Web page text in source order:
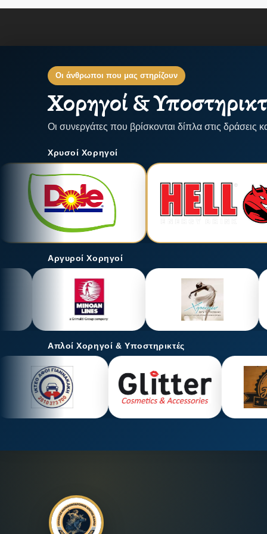
Οι άνθρωποι που μας στηρίζουν
Χορηγοί &
Οι συνεργάτες που βρίσκονται δίπλα στις δράσεις
Χρυσοί Χορηγοί
Αργυροί Χορηγοί
Απλοί Χορηγοί & Υποστηρικτές